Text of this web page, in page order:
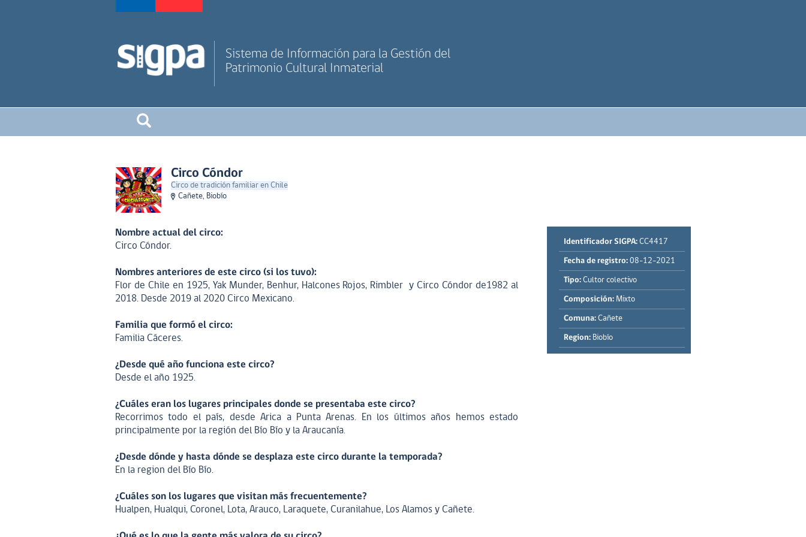
Sistema de Información para la Gestión del
Patrimonio Cultural Inmaterial
Circo Cóndor
Circo de tradición familiar en Chile
Cañete, Biobío
Nombre actual del circo:
Circo Cóndor.
Nombres anteriores de este circo (si los tuvo):
Flor de Chile en 1925, Yak Munder, Benhur, Halcones Rojos, Rimbler y Circo Cóndor de1982 al
2018. Desde 2019 al 2020 Circo Mexicano.
Familia que formó el circo:
Familia Cáceres.
¿Desde qué año funciona este circo?
Desde el año 1925.
¿Cuáles eran los lugares principales donde se presentaba este circo?
Recorrimos todo el país, desde Arica a Punta Arenas. En los últimos años hemos estado
principalmente por la región del Bío Bío y la Araucanía.
¿Desde dónde y hasta dónde se desplaza este circo durante la temporada?
En la region del Bío Bío.
¿Cuáles son los lugares que visitan más frecuentemente?
Hualpen, Hualqui, Coronel, Lota, Arauco, Laraquete, Curanilahue, Los Alamos y Cañete.
Identificador SIGPA: CC4417
Fecha de registro: 08-12-2021
Tipo: Cultor colectivo
Composición: Mixto
Comuna: Cañete
Region: Biobío